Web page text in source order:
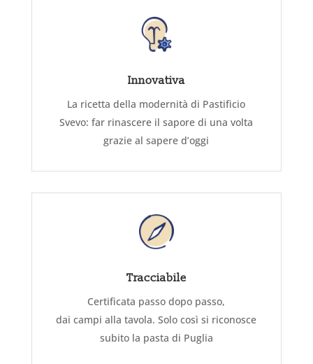
Innovativa
La ricetta della modernità di Pastificio
Svevo: far rinascere il sapore di una volta
grazie al sapere d’oggi
Tracciabile
Certificata passo dopo passo,
dai campi alla tavola. Solo così si riconosce
subito la pasta di Puglia